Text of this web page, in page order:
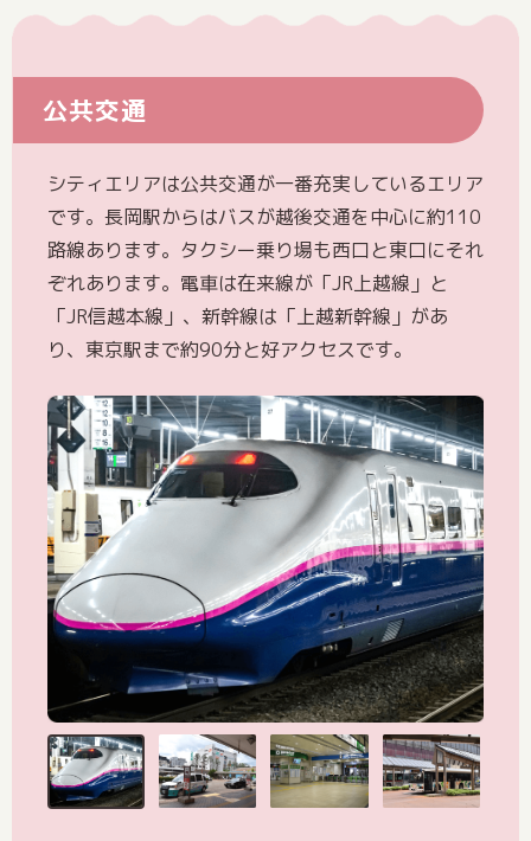
公共交通
シティエリアは公共交通が一番充実しているエリア
です。長岡駅からはバスが越後交通を中心に約110
路線あります。タクシー乗り場も西口と東口にそれ
ぞれあります。電車は在来線が「JR上越線」と
「JR信越本線」、新幹線は「上越新幹線」があ
り、東京駅まで約90分と好アクセスです。